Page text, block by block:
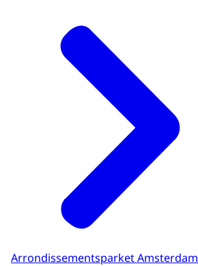
Arrondissementsparket Amsterdam